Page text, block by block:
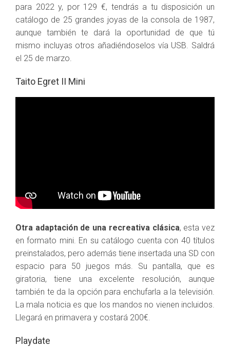
para 2022 y, por 129 €, tendrás a tu disposición un
catálogo de 25 grandes joyas de la consola de 1987,
aunque también te dará la oportunidad de que tú
mismo incluyas otros añadiéndoselos vía USB. Saldrá
el 25 de marzo.
Taito Egret II Mini
Otra adaptación de una recreativa clásica, esta vez
en formato mini. En su catálogo cuenta con 40 títulos
preinstalados, pero además tiene insertada una SD con
espacio para 50 juegos más. Su pantalla, que es
giratoria, tiene una excelente resolución, aunque
también te da la opción para enchufarla a la televisión.
La mala noticia es que los mandos no vienen incluidos.
Llegará en primavera y costará 200€.
Playdate